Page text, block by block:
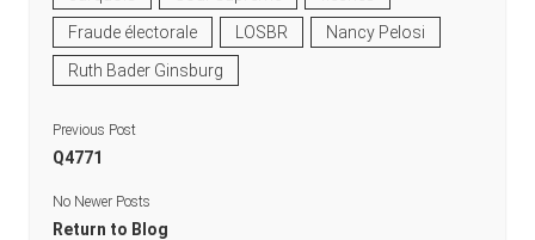
Fraude électorale
LOSBR
Nancy Pelosi
Ruth Bader Ginsburg
Previous Post
Q4771
No Newer Posts
Return to Blog